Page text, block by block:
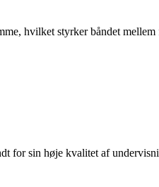
hvilket styrker båndet
for sin høje kvalitet af